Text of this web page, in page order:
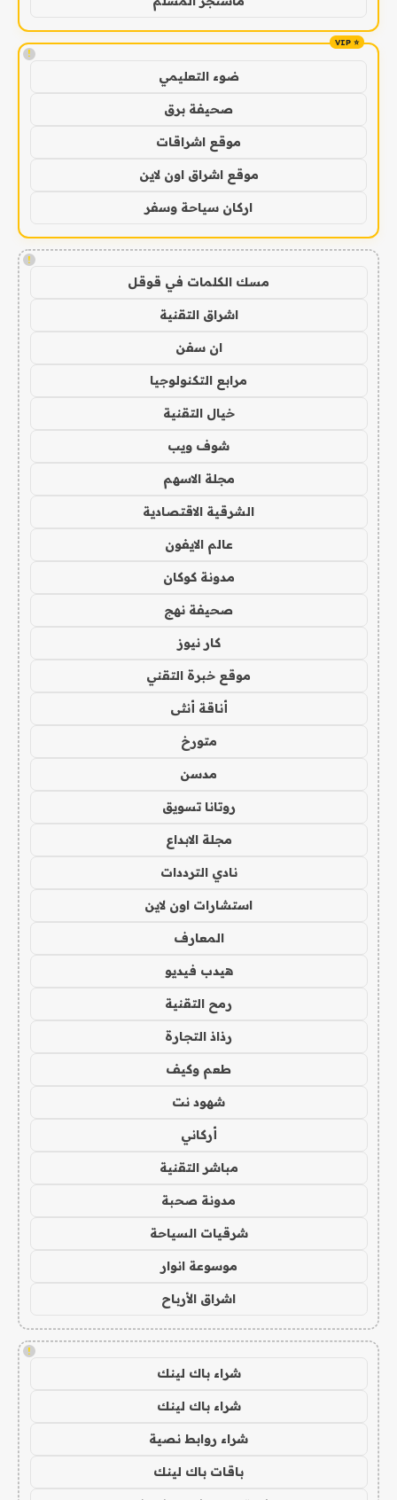
!
ضوء التعليمي
صحيفة برق
موقع اشراقات
موقع اشراق اون لاين
اركان سياحة وسفر
!
مسك الكلمات في قوقل
اشراق التقنية
ان سفن
مرابع التكنولوجيا
خيال التقنية
شوف ويب
مجلة الاسهم
الشرقية الاقتصادية
عالم الايفون
مدونة كوكان
صحيفة نهج
كار نيوز
موقع خبرة التقني
أناقة أنثى
متورخ
مدسن
روتانا تسويق
مجلة الابداع
نادي الترددات
استشارات اون لاين
المعارف
هيدب فيديو
رمح التقنية
رذاذ التجارة
طعم وكيف
شهود نت
أركاني
مباشر التقنية
مدونة صحبة
شرقيات السياحة
موسوعة انوار
اشراق الأرباح
!
شراء باك لينك
شراء باك لينك
شراء روابط نصية
باقات باك لينك